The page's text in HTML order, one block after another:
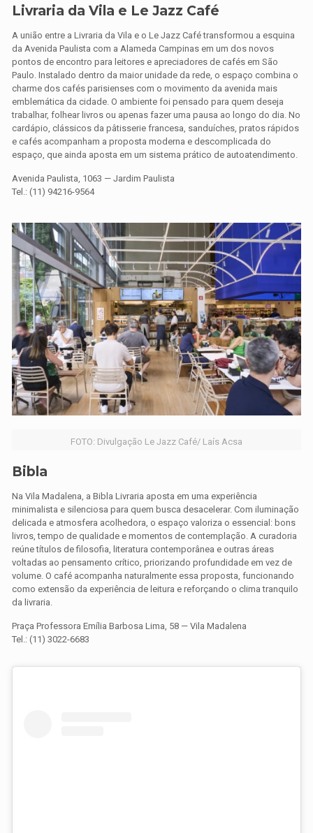
Livraria da Vila e Le Jazz Café
A união entre a Livraria da Vila e o Le Jazz Café transformou a esquina
da Avenida Paulista com a Alameda Campinas em um dos novos
pontos de encontro para leitores e apreciadores de cafés em São
Paulo. Instalado dentro da maior unidade da rede, o espaço combina o
charme dos cafés parisienses com o movimento da avenida mais
emblemática da cidade. O ambiente foi pensado para quem deseja
trabalhar, folhear livros ou apenas fazer uma pausa ao longo do dia. No
cardápio, clássicos da pâtisserie francesa, sanduíches, pratos rápidos
e cafés acompanham a proposta moderna e descomplicada do
espaço, que ainda aposta em um sistema prático de autoatendimento.
Avenida Paulista, 1063 — Jardim Paulista
Tel.: (11) 94216-9564
FOTO: Divulgação Le Jazz Café/ Laís Acsa
Bibla
Na Vila Madalena, a Bibla Livraria aposta em uma experiência
minimalista e silenciosa para quem busca desacelerar. Com iluminação
delicada e atmosfera acolhedora, o espaço valoriza o essencial: bons
livros, tempo de qualidade e momentos de contemplação. A curadoria
reúne títulos de filosofia, literatura contemporânea e outras áreas
voltadas ao pensamento crítico, priorizando profundidade em vez de
volume. O café acompanha naturalmente essa proposta, funcionando
como extensão da experiência de leitura e reforçando o clima tranquilo
da livraria.
Praça Professora Emília Barbosa Lima, 58 — Vila Madalena
Tel.: (11) 3022-6683